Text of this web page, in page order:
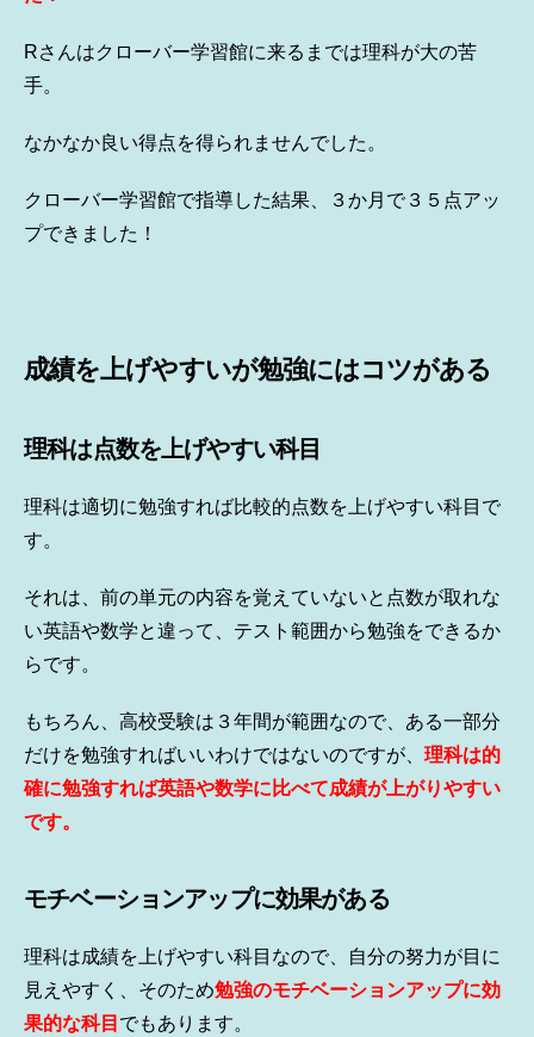
Rさんはクローバー学習館に来るまでは理科が大の苦
手。
なかなか良い得点を得られませんでした。
クローバー学習館で指導した結果、３か月で３５点アッ
プできました！
成績を上げやすいが勉強にはコツがある
理科は点数を上げやすい科目
理科は適切に勉強すれば比較的点数を上げやすい科目で
す。
それは、前の単元の内容を覚えていないと点数が取れな
い英語や数学と違って、テスト範囲から勉強をできるか
らです。
もちろん、高校受験は３年間が範囲なので、ある一部分
だけを勉強すればいいわけではないのですが、 理科は的
確に勉強すれば英語や数学に比べて成績が上がりやすい
です。
モチベーションアップに効果がある
理科は成績を上げやすい科目なので、自分の努力が目に
見えやすく、そのため勉強のモチベーションアップに効
果的な科目 でもあります。